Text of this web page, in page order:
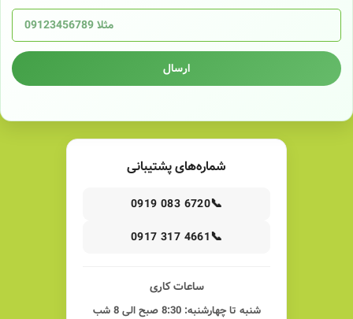
ارسال
شماره‌های پشتیبانی
📞
0919 083 6720
📞
0917 317 4661
ساعات کاری
شنبه تا چهارشنبه: 8:30 صبح الی 8 شب